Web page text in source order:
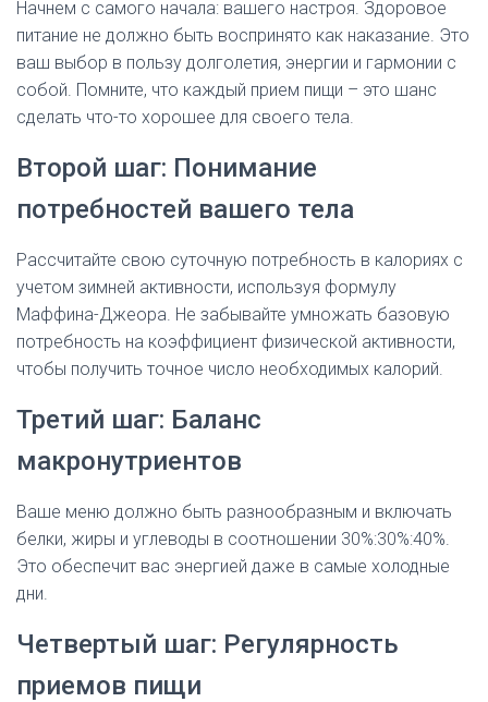
Начнем с самого начала: вашего настроя. Здоровое
питание не должно быть воспринято как наказание. Это
ваш выбор в пользу долголетия, энергии и гармонии с
собой. Помните, что каждый прием пищи – это шанс
сделать что-то хорошее для своего тела.
Второй шаг: Понимание
потребностей вашего тела
Рассчитайте свою суточную потребность в калориях с
учетом зимней активности, используя формулу
Маффина-Джеора. Не забывайте умножать базовую
потребность на коэффициент физической активности,
чтобы получить точное число необходимых калорий.
Третий шаг: Баланс
макронутриентов
Ваше меню должно быть разнообразным и включать
белки, жиры и углеводы в соотношении 30%:30%:40%.
Это обеспечит вас энергией даже в самые холодные
дни.
Четвертый шаг: Регулярность
приемов пищи